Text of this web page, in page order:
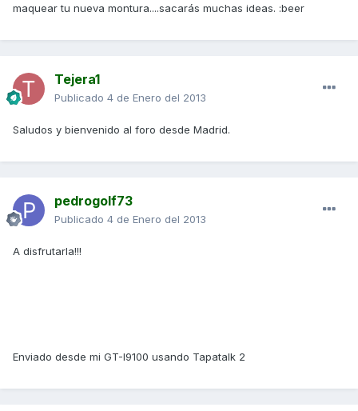
maquear tu nueva montura....sacarás muchas ideas. :beer
Tejera1
Publicado 4 de Enero del 2013
Saludos y bienvenido al foro desde Madrid.
pedrogolf73
Publicado 4 de Enero del 2013
A disfrutarla!!!
Enviado desde mi GT-I9100 usando Tapatalk 2